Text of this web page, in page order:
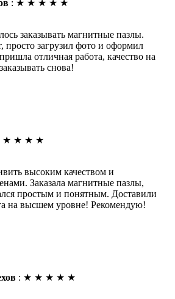
: ★ ★ ★ ★ ★
заказывать магнитные пазлы.
просто загрузил фото и оформил
отличная работа, качество на
снова!
★ ★ ★ ★
высоким качеством и
Заказала магнитные пазлы,
простым и понятным. Доставили
на высшем уровне! Рекомендую!
: ★ ★ ★ ★ ★